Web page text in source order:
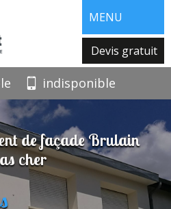
MENU
Devis gratuit
indisponible
de façade Brulain
cher